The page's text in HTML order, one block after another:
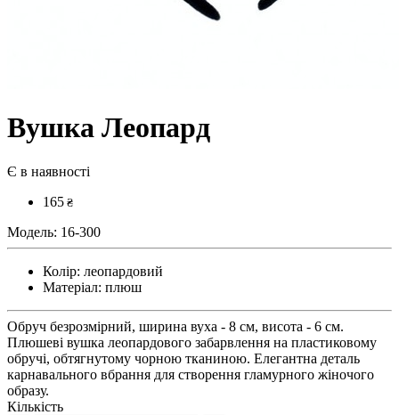
Вушка Леопард
Є в наявності
165 ₴
Модель: 16-300
Колір: леопардовий
Матеріал: плюш
Обруч безрозмірний, ширина вуха - 8 см, висота - 6 см.
Плюшеві вушка леопардового забарвлення на пластиковому
обручі, обтягнутому чорною тканиною. Елегантна деталь
карнавального вбрання для створення гламурного жіночого
образу.
Кількість